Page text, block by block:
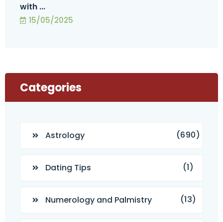
with ...
15/05/2025
Categories
Astrology (690)
Dating Tips (1)
Numerology and Palmistry (13)